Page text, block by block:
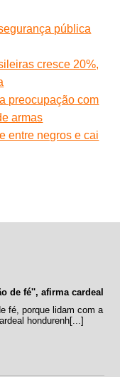
pública
cresce 20%,
preocupação com
armas
entre negros e cai
de fé'', afirma cardeal
fé, porque lidam com a
hondurenh[...]